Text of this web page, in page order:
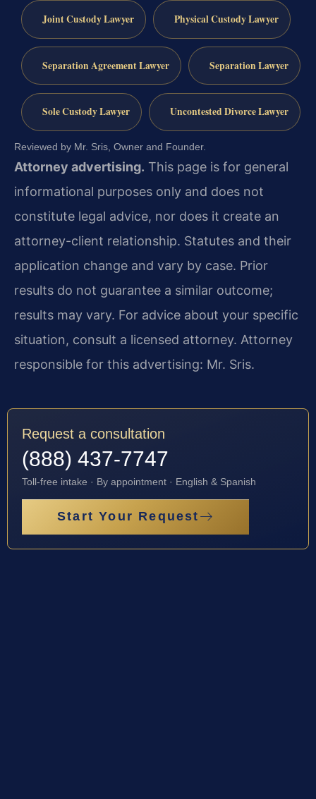
Joint Custody Lawyer Physical Custody Lawyer
Separation Agreement Lawyer Separation Lawyer
Sole Custody Lawyer Uncontested Divorce Lawyer
Reviewed by Mr. Sris, Owner and Founder.
Attorney advertising. This page is for general
informational purposes only and does not
constitute legal advice, nor does it create an
attorney-client relationship. Statutes and their
application change and vary by case. Prior
results do not guarantee a similar outcome;
results may vary. For advice about your specific
situation, consult a licensed attorney. Attorney
responsible for this advertising: Mr. Sris.
Request a consultation
(888) 437-7747
Toll-free intake · By appointment · English & Spanish
Start Your Request